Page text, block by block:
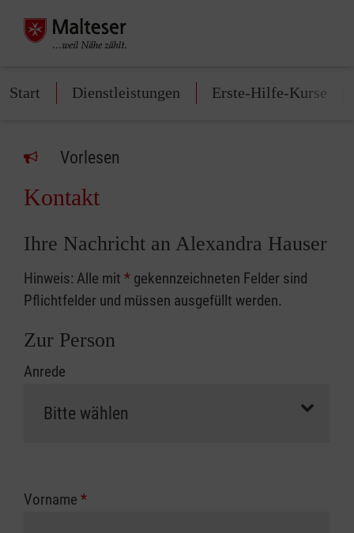
Start Dienstleistungen Erste-Hilfe-Kurse
Vorlesen
Kontakt
Ihre Nachricht an Alexandra Hauser
Hinweis: Alle mit * gekennzeichneten Felder sind
Pflichtfelder und müssen ausgefüllt werden.
Zur Person
Anrede
Vorname *